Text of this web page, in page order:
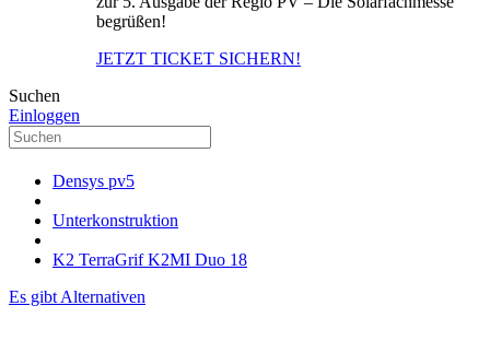
begrüßen!
JETZT TICKET SICHERN!
Suchen
Einloggen
Densys pv5
Unterkonstruktion
K2 TerraGrif K2MI Duo 18
Es gibt Alternativen